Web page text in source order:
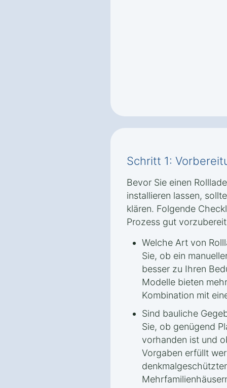
Schritt 1:
Bevor Sie einen
installieren lassen,
klären. Folgende
Prozess gut
Welche Art von
Sie, ob ein
besser zu Ihren
Modelle bieten
Kombination mit
Sind bauliche
Sie, ob genügend
vorhanden ist und
Vorgaben erfüllt